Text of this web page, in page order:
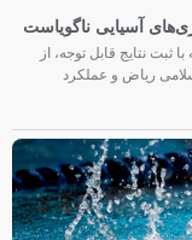
نتایج قابل توجه، از
ریاض و عملکرد